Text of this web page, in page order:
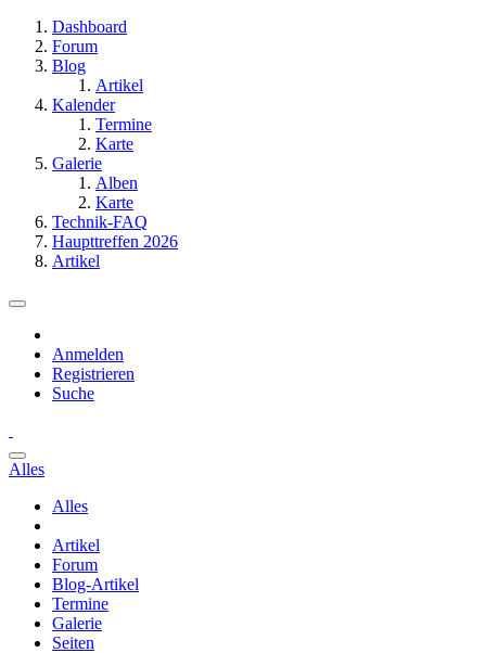
Dashboard
Forum
Blog
Artikel
Kalender
Termine
Karte
Galerie
Alben
Karte
Technik-FAQ
Haupttreffen 2026
Artikel
Anmelden
Registrieren
Suche
Alles
Alles
Artikel
Forum
Blog-Artikel
Termine
Galerie
Seiten